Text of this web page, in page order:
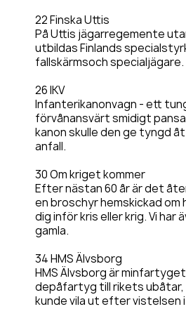
22 Finska Uttis
På Uttis jägarregemente
utbildas Finlands
fallskärmsoch specialjägare.
26 IKV
Infanterikanonvagn - ett
förvånansvärt smidigt
kanon skulle den ge tyngd
anfall.
30 Om kriget kommer
Efter nästan 60 år är det
en broschyr hemskickad
dig inför kris eller krig. Vi har
gamla.
34 HMS Älvsborg
HMS Älvsborg är
depåfartyg till rikets ubåtar,
kunde vila ut efter vistelsen